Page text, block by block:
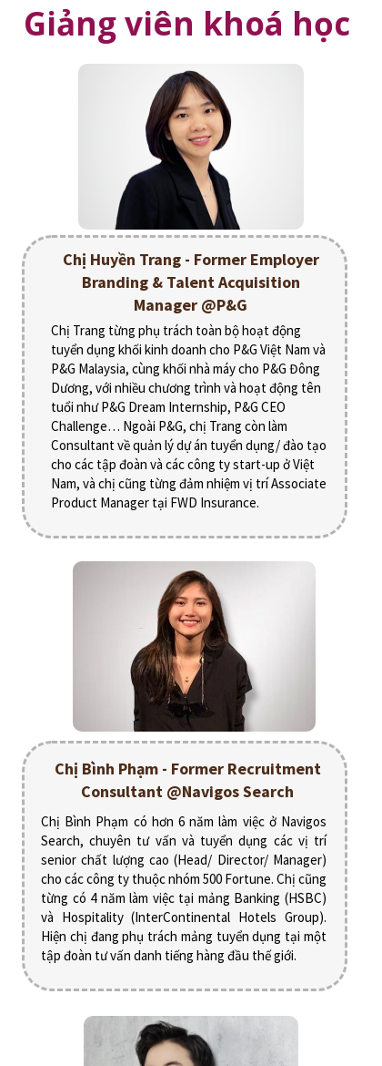
Giảng viên khoá học
Chị Trang từng phụ trách toàn bộ hoạt động
tuyển dụng khối kinh doanh cho P&G Việt Nam và
P&G Malaysia, cùng khối nhà máy cho P&G Đông
Dương, với nhiều chương trình và hoạt động tên
tuổi như P&G Dream Internship, P&G CEO
Challenge… Ngoài P&G, chị Trang còn làm
Consultant về quản lý dự án tuyển dụng/ đào tạo
cho các tập đoàn và các công ty start-up ở Việt
Nam, và chị cũng từng đảm nhiệm vị trí Associate
Product Manager tại FWD Insurance.
Chị Huyền Trang - Former Employer
Branding & Talent Acquisition
Manager @P&G
Chị Bình Phạm có hơn 6 năm làm việc ở Navigos
Search, chuyên tư vấn và tuyển dụng các vị trí
senior chất lượng cao (Head/ Director/ Manager)
cho các công ty thuộc nhóm 500 Fortune. Chị cũng
từng có 4 năm làm việc tại mảng Banking (HSBC)
và Hospitality (InterContinental Hotels Group).
Hiện chị đang phụ trách mảng tuyển dụng tại một
tập đoàn tư vấn danh tiếng hàng đầu thế giới.
Chị Bình Phạm - Former Recruitment
Consultant @Navigos Search